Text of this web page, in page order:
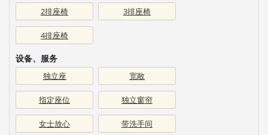
2排座椅 3排座椅
4排座椅
设备、服务
独立座 宽敞
指定座位 独立窗帘
女士放心 带洗手间